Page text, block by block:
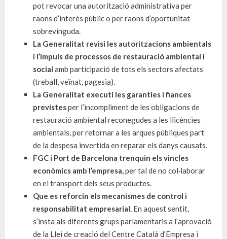
pot revocar una autorització administrativa per
raons d’interès públic o per raons d’oportunitat
sobrevinguda.
La Generalitat revisi les autoritzacions ambientals
i l’impuls de processos de restauració ambiental i
social amb participació de tots els sectors afectats
(treball, veïnat, pagesia).
La Generalitat executi les garanties i fiances
previstesper l’incompliment de les obligacions de
restauració ambiental reconegudes a les llicències
ambientals, per retornar a les arques públiques part
de la despesa invertida en reparar els danys causats.
FGC i Port de Barcelona trenquin els vincles
econòmics amb l’empresa,per tal de no col·laborar
en el transport dels seus productes.
Que es reforcin els mecanismes de control i
responsabilitat empresarial. En aquest sentit,
s’insta als diferents grups parlamentaris a l’aprovació
de la Llei de creació del Centre Català d’Empresa i